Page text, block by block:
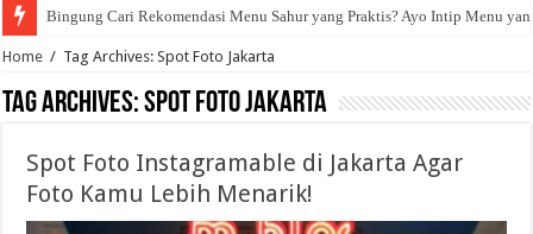
Bingung Cari Rekomendasi Menu Sahur yang Praktis? Ayo Intip Menu
Home / Tag Archives: Spot Foto Jakarta
Tag Archives:Spot Foto Jakarta
Spot Foto Instagramable di Jakarta Agar
Foto Kamu Lebih Menarik!